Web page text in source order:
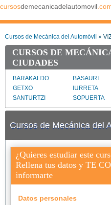
cursosdemecanicadelautomovil
Cursos de Mecánica del Automóvil »
CURSOS DE
CIUDADES
BARAKALDO BASAURI
GETXO
IURRETA
SANTURTZI
SOPUERTA
Cursos de Mecánica del
¿Quieres estudiar este
Rellena tus datos y TE
informarte
Datos personales